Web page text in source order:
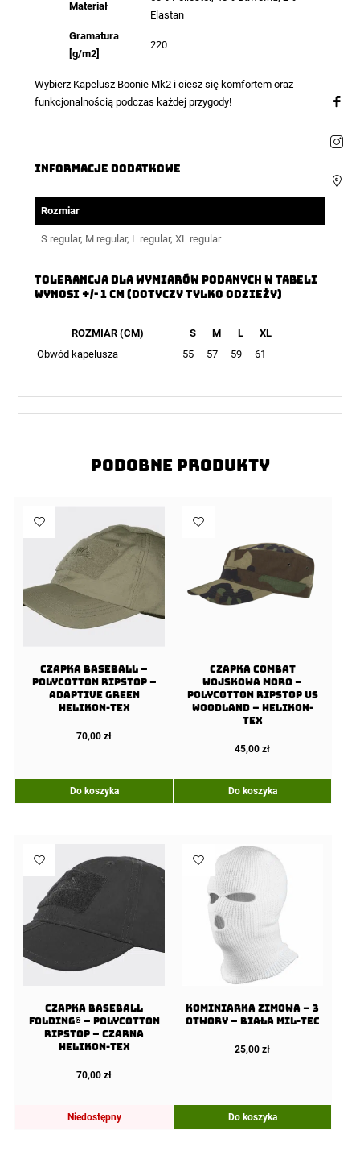
Materiał
Elastan
Gramatura
[g/m2]
220
Wybierz Kapelusz Boonie Mk2 i ciesz się komfortem oraz
funkcjonalnością podczas każdej przygody!
Informacje dodatkowe
Rozmiar
S regular, M regular, L regular, XL regular
Tolerancja dla wymiarów podanych w tabeli
wynosi +/- 1 cm (dotyczy tylko odzieży)
ROZMIAR (CM) S M L
XL
Obwód kapelusza
55 57 59 61
Podobne produkty
Czapka Baseball –
PolyCotton Ripstop –
Adaptive Green
Helikon-Tex
70,00zł
Do koszyka
Czapka COMBAT
wojskowa moro –
PolyCotton Ripstop US
Woodland – Helikon-
Tex
45,00zł
Do koszyka
Czapka Baseball
FOLDING® – PolyCotton
Ripstop – Czarna
Helikon-Tex
70,00zł
Niedostępny
Kominiarka Zimowa – 3
Otwory – Biała Mil-Tec
25,00zł
Do koszyka